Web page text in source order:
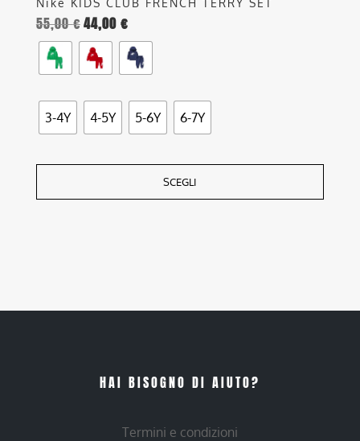
Nike KIDS CLUB FRENCH TERRY SET
55,00€44,00 €
3-4Y 4-5Y 5-6Y 6-7Y
SCEGLI
HAI BISOGNO DI AIUTO?
Termini e condizioni